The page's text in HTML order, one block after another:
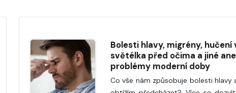
Bolesti hlavy, migrény, hučení
světélka před očima a jiné
problémy moderní doby
Co vše nám způsobuje bolesti hlavy